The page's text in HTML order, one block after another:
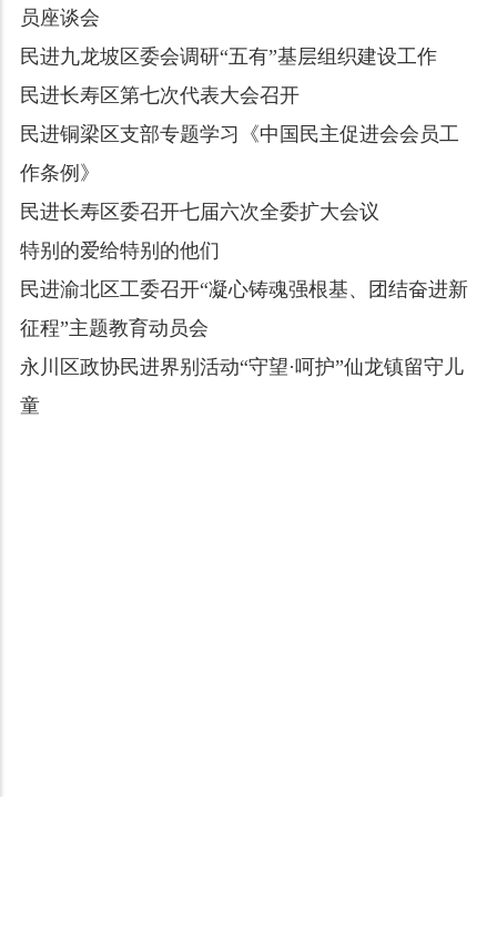
员座谈会
民进九龙坡区委会调研“五有”基层组织建设工作
民进长寿区第七次代表大会召开
民进铜梁区支部专题学习《中国民主促进会会员工
作条例》
民进长寿区委召开七届六次全委扩大会议
特别的爱给特别的他们
民进渝北区工委召开“凝心铸魂强根基、团结奋进新
征程”主题教育动员会
永川区政协民进界别活动“守望·呵护”仙龙镇留守儿
童